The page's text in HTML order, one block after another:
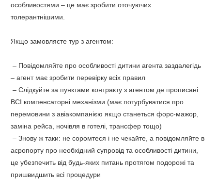
особливостями – це має зробити оточуючих
толерантнішими.
Якщо замовляєте тур з агентом:
– Повідомляйте про особливості дитини агента заздалегідь
– агент має зробити перевірку всіх правил
–Слідкуйте за пунктами контракту з агентом де прописані
ВСІ компенсаторні механізми (має потурбуватися про
перемовини з авіакомпанією якщо станеться форс-мажор,
заміна рейса, ночівля в готелі, трансфер тощо)
–Знову ж таки: не соромтеся і не чекайте, а повідомляйте в
аєропорту про необхідний супровід та особливості дитини,
це убезпечить від будь-яких питань протягом подорожі та
пришвидшить всі процедури